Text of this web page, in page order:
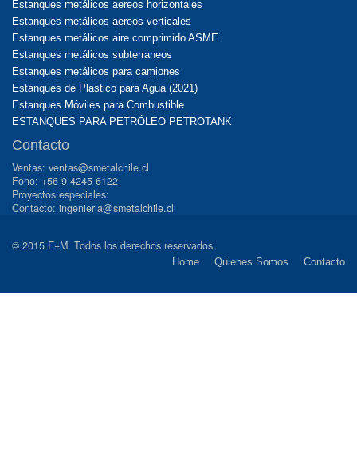
Estanques metálicos aereos horizontales
Estanques metálicos aereos verticales
Estanques metálicos aire comprimido ASME
Estanques metálicos subterraneos
Estanques metálicos para camiones
Estanques de Plastico para Agua (2021)
Estanques Móviles para Combustible
ESTANQUES PARA PETRÓLEO PETROTANK
Contacto
Ventas: ventas@smetalchile.cl
Fono: +56 9 4245 6122
Proyectos especiales:
Contacto: ingenieria@smetalchile.cl
© 2015 E+M. Todos los derechos reservados.
Home Quienes Somos Contacto